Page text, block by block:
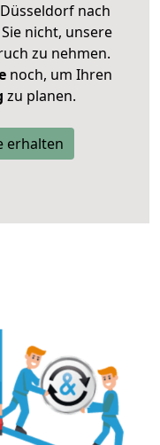
nach
nicht, unsere
zu nehmen.
noch, um Ihren
zu planen.
erhalten